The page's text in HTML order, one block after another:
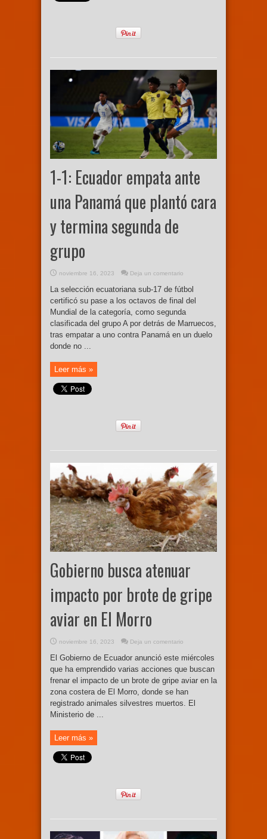
1-1: Ecuador empata ante
una Panamá que plantó cara
y termina segunda de
grupo
noviembre 16, 2023 Deja un comentario
La selección ecuatoriana sub-17 de fútbol
certificó su pase a los octavos de final del
Mundial de la categoría, como segunda
clasificada del grupo A por detrás de Marruecos,
tras empatar a uno contra Panamá en un duelo
donde no ...
Leer más »
Gobierno busca atenuar
impacto por brote de gripe
aviar en El Morro
noviembre 16, 2023 Deja un comentario
El Gobierno de Ecuador anunció este miércoles
que ha emprendido varias acciones que buscan
frenar el impacto de un brote de gripe aviar en la
zona costera de El Morro, donde se han
registrado animales silvestres muertos. El
Ministerio de ...
Leer más »